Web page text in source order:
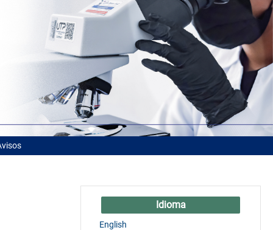
Idioma
English